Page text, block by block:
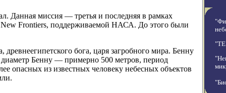
Данная миссия — третья и последняя в рамках
Frontiers, поддерживаемой НАСА. До этого были
бога, царя загробного мира. Бенну
диаметр Бенну — примерно 500 метров, период
из известных человеку небесных объектов